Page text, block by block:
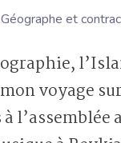
Géographe et
voyage